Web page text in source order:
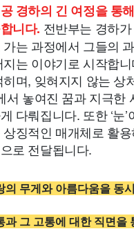
경하의 긴 여정을 통
니다. 전반부는 경하
는 과정에서 그들의
지는 이야기로 시작합
며, 잊혀지지 않는 상
서 놓여진 꿈과 지극한
다뤄집니다. 또한 ‘눈
징적인 매개체로 활
로 전달됩니다.
의 무게와 아름다움을 동
과 그 고통에 대한 직면을